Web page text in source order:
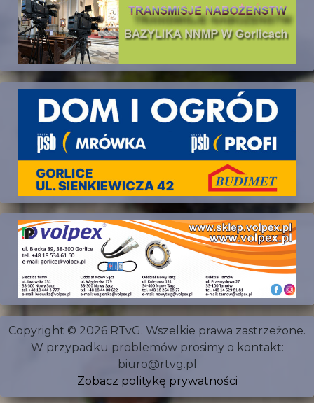
Copyright © 2026 RTvG. Wszelkie prawa zastrzeżone.
W przypadku problemów prosimy o kontakt:
biuro@rtvg.pl
Zobacz politykę prywatności